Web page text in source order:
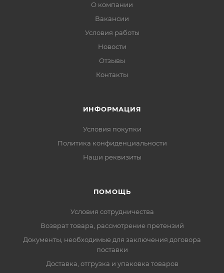
О компании
Вакансии
Условия работы
Новости
Отзывы
Контакты
ИНФОРМАЦИЯ
Условия покупки
Политика конфиденциальности
Наши реквизиты
ПОМОЩЬ
Условия сотрудничества
Возврат товара, рассмотрение претензий
Документы, необходимые для заключения договора
поставки
Доставка, отгрузка и упаковка товаров